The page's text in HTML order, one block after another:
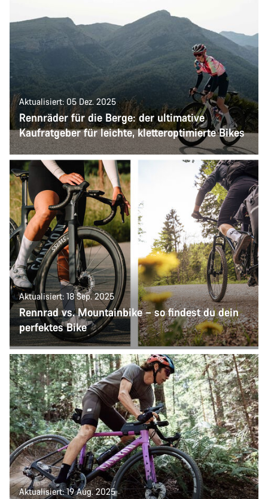
Aktualisiert: 05 Dez. 2025
Rennräder für die Berge: der ultimative
Kaufratgeber für leichte, kletteroptimierte Bikes
Aktualisiert: 18 Sep. 2025
Rennrad vs. Mountainbike – so findest du dein
perfektes Bike
Aktualisiert: 19 Aug. 2025